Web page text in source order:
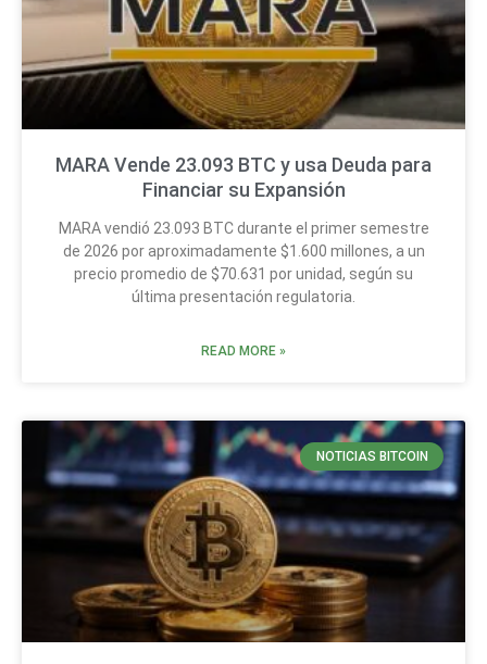
MARA Vende 23.093 BTC y usa Deuda para
Financiar su Expansión
MARA vendió 23.093 BTC durante el primer semestre
de 2026 por aproximadamente $1.600 millones, a un
precio promedio de $70.631 por unidad, según su
última presentación regulatoria.
READ MORE »
NOTICIAS BITCOIN